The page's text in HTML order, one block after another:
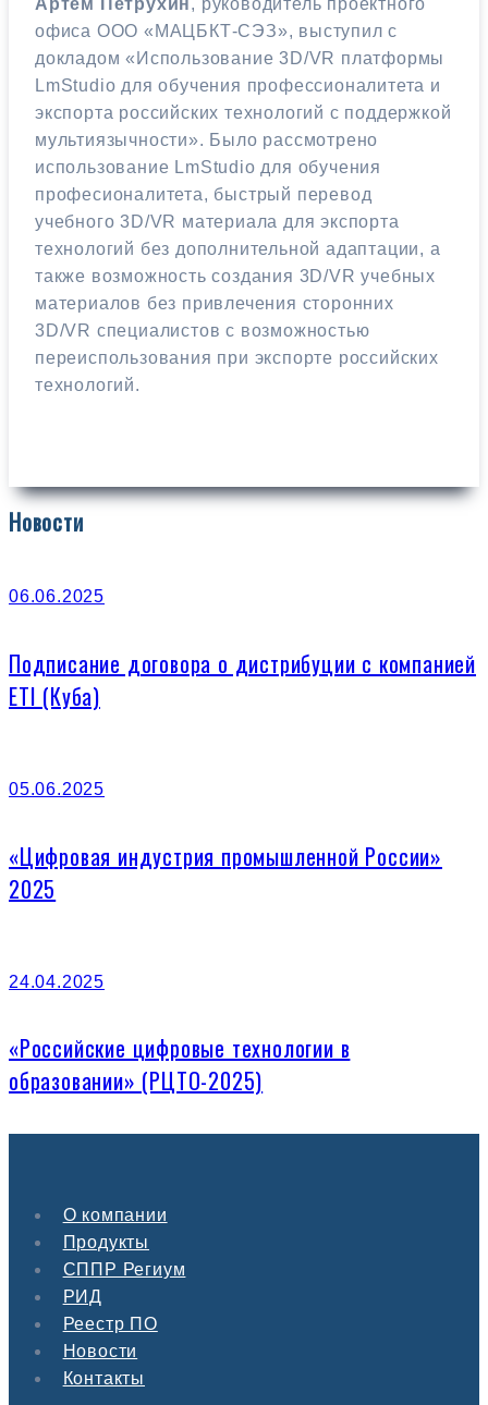
Артем Петрухин , руководитель проектного
офиса ООО «МАЦБКТ-СЭЗ», выступил с
докладом «Использование 3D/VR платформы
LmStudio для обучения профессионалитета и
экспорта российских технологий с поддержкой
мультиязычности». Было рассмотрено
использование LmStudio для обучения
професионалитета, быстрый перевод
учебного 3D/VR материала для экспорта
технологий без дополнительной адаптации, а
также возможность создания 3D/VR учебных
материалов без привлечения сторонних
3D/VR специалистов с возможностью
переиспользования при экспорте российских
технологий.
Новости
06.06.2025
Подписание договора о дистрибуции с компанией
ETI (Куба)
05.06.2025
«Цифровая индустрия промышленной России»
2025
24.04.2025
«Российские цифровые технологии в
образовании» (РЦТО-2025)
О компании
Продукты
СППР Региум
РИД
Реестр ПО
Новости
Контакты